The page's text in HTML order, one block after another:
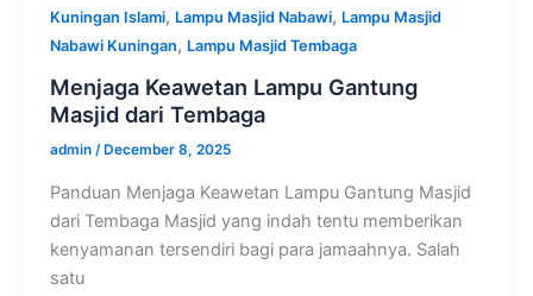
Kuningan Islami, Lampu Masjid Nabawi, Lampu Masjid
Nabawi Kuningan, Lampu Masjid Tembaga
Menjaga Keawetan Lampu Gantung
Masjid dari Tembaga
admin / December 8, 2025
Panduan Menjaga Keawetan Lampu Gantung Masjid
dari Tembaga Masjid yang indah tentu memberikan
kenyamanan tersendiri bagi para jamaahnya. Salah
satu